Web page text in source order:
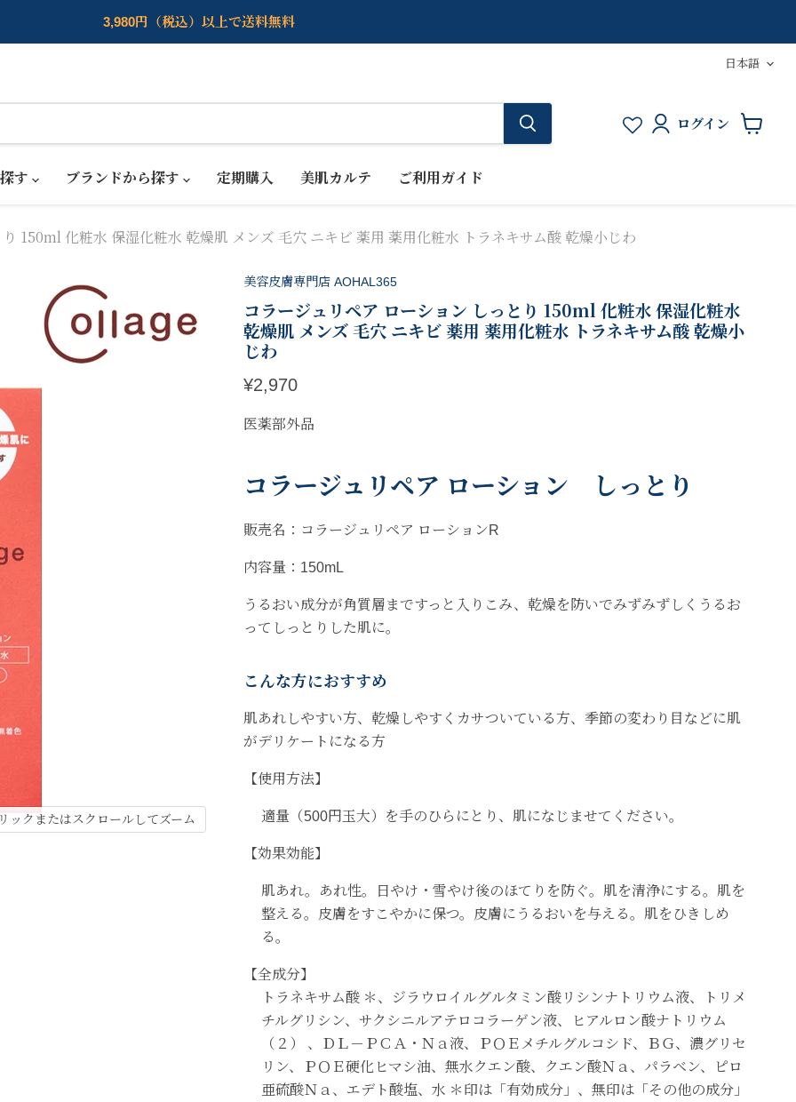
3,980円（税込）以上で送料無料
言
日本語
ログイン
す ブランドから探す 定期購入 美肌カルテ ご利用ガイド
150ml 化粧水 保湿化粧水 乾燥肌 メンズ 毛穴 ニキビ 薬用 薬用化粧水 トラネキサム酸 乾燥小じわ
ックまたはスクロールしてズーム
美容皮膚専門店 AOHAL365
コラージュリペア ローション しっとり 150ml 化粧水 保湿化粧水
乾燥肌 メンズ 毛穴 ニキビ 薬用 薬用化粧水 トラネキサム酸 乾燥小
じわ
現在の価格
¥2,970
医薬部外品
コラージュリペア ローション しっとり
販売名：コラージュリペア ローションR
内容量：150mL
うるおい成分が角質層まですっと入りこみ、乾燥を防いでみずみずしくうるお
ってしっとりした肌に。
こんな方におすすめ
肌あれしやすい方、乾燥しやすくカサついている方、季節の変わり目などに肌
がデリケートになる方
【使用方法】
適量（500円玉大）を手のひらにとり、肌になじませてください。
【効果効能】
肌あれ。あれ性。日やけ・雪やけ後のほてりを防ぐ。肌を清浄にする。肌を
整える。皮膚をすこやかに保つ。皮膚にうるおいを与える。肌をひきしめ
る。
【全成分】
トラネキサム酸 ＊、ジラウロイルグルタミン酸リシンナトリウム液、トリメ
チルグリシン、サクシニルアテロコラーゲン液、ヒアルロン酸ナトリウム
（２） 、ＤＬ－ＰＣＡ・Ｎａ液、ＰＯＥメチルグルコシド、ＢＧ、濃グリセ
リン、ＰＯＥ硬化ヒマシ油、無水クエン酸、クエン酸Ｎａ、パラベン、ピロ
亜硫酸Ｎａ、エデト酸塩、水 ＊印は「有効成分」、無印は「その他の成分」